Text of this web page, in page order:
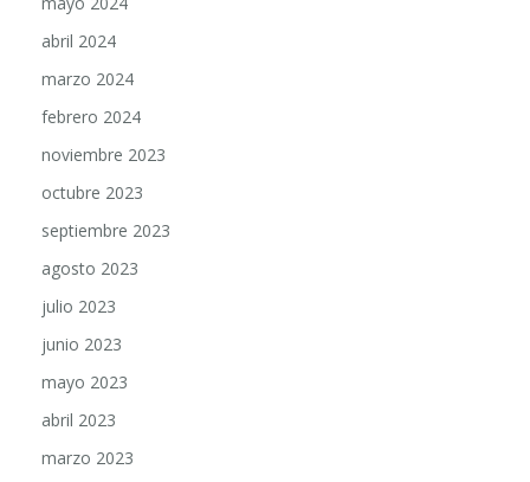
abril 2024
marzo 2024
febrero 2024
noviembre 2023
octubre 2023
septiembre 2023
agosto 2023
julio 2023
junio 2023
mayo 2023
abril 2023
marzo 2023
febrero 2023